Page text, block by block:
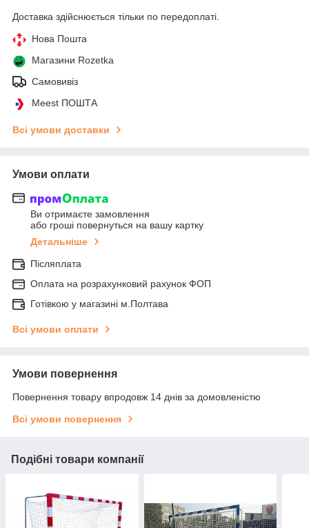
Доставка здійснюється тільки по передоплаті.
Нова Пошта
Магазини Rozetka
Самовивіз
Meest ПОШТА
Всі умови доставки
Умови оплати
Ви отримаєте замовлення
або гроші повернуться на вашу картку
Детальніше
Післяплата
Оплата на розрахунковий рахунок ФОП
Готівкою у магазині м.Полтава
Всі умови оплати
Умови повернення
Повернення товару впродовж 14 днів за домовленістю
Всі умови повернення
Подібні товари компанії